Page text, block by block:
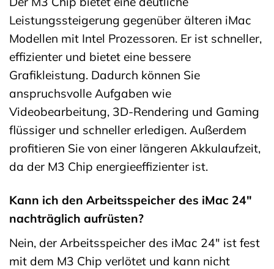
Leistungssteigerung gegenüber älteren iMac
Modellen mit Intel Prozessoren. Er ist schneller,
effizienter und bietet eine bessere
Grafikleistung. Dadurch können Sie
anspruchsvolle Aufgaben wie
Videobearbeitung, 3D-Rendering und Gaming
flüssiger und schneller erledigen. Außerdem
profitieren Sie von einer längeren Akkulaufzeit,
da der M3 Chip energieeffizienter ist.
Kann ich den Arbeitsspeicher des iMac 24″
nachträglich aufrüsten?
Nein, der Arbeitsspeicher des iMac 24″ ist fest
mit dem M3 Chip verlötet und kann nicht